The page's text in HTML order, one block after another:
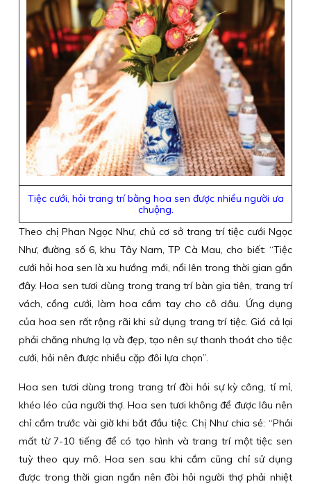
Tiệc cưới, hỏi trang trí bằng hoa sen được nhiều người ưa
chuộng.
Theo chị Phan Ngọc Như, chủ cơ sở trang trí tiệc cưới Ngọc
Như, đường số 6, khu Tây Nam, TP Cà Mau, cho biết: “Tiệc
cưới hỏi hoa sen là xu hướng mới, nổi lên trong thời gian gần
đây. Hoa sen tươi dùng trong trang trí bàn gia tiên, trang trí
vách, cổng cưới, làm hoa cầm tay cho cô dâu. Ứng dụng
của hoa sen rất rộng rãi khi sử dụng trang trí tiệc. Giá cả lại
phải chăng nhưng lạ và đẹp, tạo nên sự thanh thoát cho tiệc
cưới, hỏi nên được nhiều cặp đôi lựa chọn”.
Hoa sen tươi dùng trong trang trí đòi hỏi sự kỳ công, tỉ mỉ,
khéo léo của người thợ. Hoa sen tươi không để được lâu nên
chỉ cắm trước vài giờ khi bắt đầu tiệc. Chị Như chia sẻ: “Phải
mất từ 7-10 tiếng để có tạo hình và trang trí một tiệc sen
tuỳ theo quy mô. Hoa sen sau khi cắm cũng chỉ sử dụng
được trong thời gian ngắn nên đòi hỏi người thợ phải nhiệt